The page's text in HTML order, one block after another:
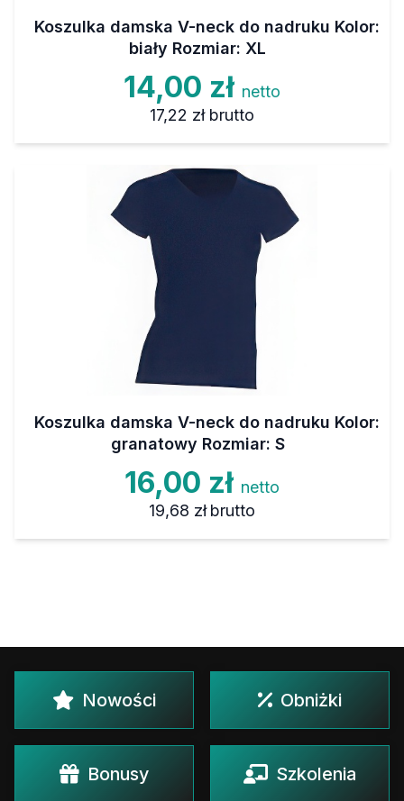
Koszulka damska V-neck do nadruku Kolor:
biały Rozmiar: XL
14,00 zł netto
17,22 zł brutto
Koszulka damska V-neck do nadruku Kolor:
granatowy Rozmiar: S
16,00 zł netto
19,68 zł brutto
Nowości Obniżki
Bonusy Szkolenia